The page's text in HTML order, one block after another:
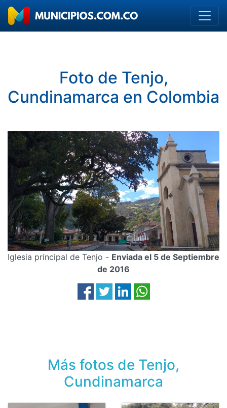
Foto de Tenjo,
Cundinamarca en Colombia
Iglesia principal de Tenjo - Enviada el 5 de Septiembre
de 2016
Más fotos de Tenjo,
Cundinamarca